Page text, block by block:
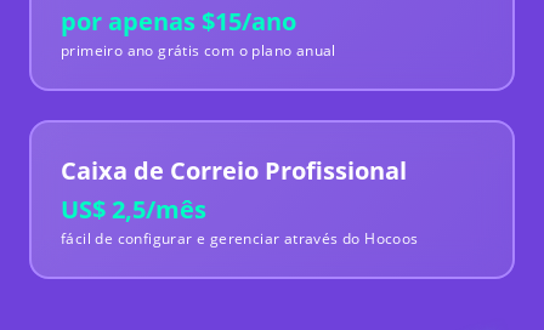
Uma das melhores opções disponíveis paracriar
Julio Alonzo
República Dominicana
Pequeno Empresário
por apenas $15/ano
primeiro ano grátis com o plano anual
Caixa de Correio Profissional
US$ 2,5/mês
fácil de configurar e gerenciar através do Hocoos